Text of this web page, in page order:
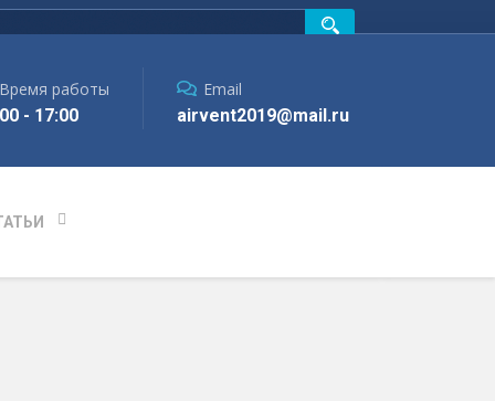
Время работы
- 17:00
Email
airvent2019@mail.ru